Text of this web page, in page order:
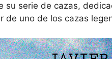
su serie de cazas,
de uno de los cazas